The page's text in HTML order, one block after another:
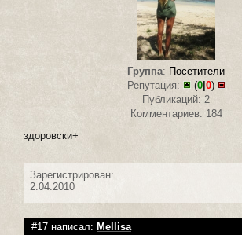
Группа: Посетители
Репутация:
(0|0)
Публикаций: 2
Комментариев: 184
здоровски+
Зарегистрирован:
2.04.2010
#17 написал: Mellisa